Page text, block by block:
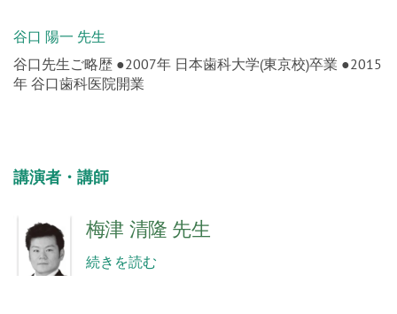
谷口 陽一 先生
谷口先生ご略歴 ●2007年 日本歯科大学(東京校)卒業 ●2015
年 谷口歯科医院開業
講演者・講師
梅津 清隆 先生
続きを読む